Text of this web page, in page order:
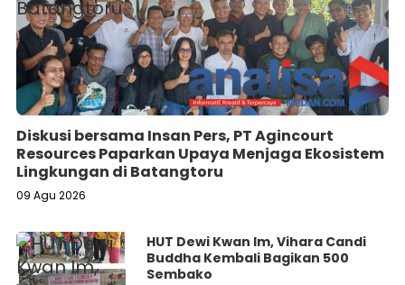
Diskusi bersama Insan Pers, PT Agincourt
Resources Paparkan Upaya Menjaga Ekosistem
Lingkungan di Batangtoru
09 Agu 2026
HUT Dewi Kwan Im, Vihara Candi
Buddha Kembali Bagikan 500
Sembako